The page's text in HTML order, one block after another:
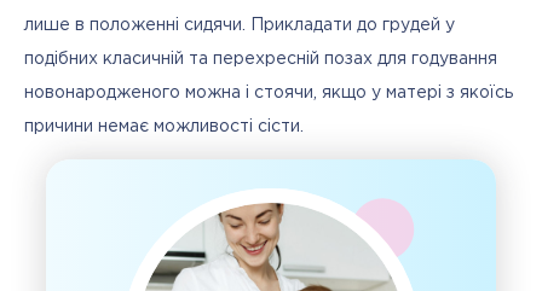
лише в положенні сидячи. Прикладати до грудей у
подібних класичній та перехресній позах для годування
новонародженого можна і стоячи, якщо у матері з якоїсь
причини немає можливості сісти.